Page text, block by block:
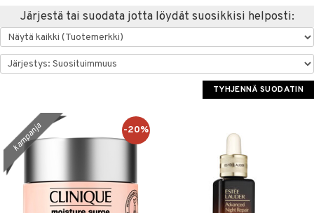
Järjestä tai suodata jotta löydät suosikkisi helposti:
TYHJENNÄ SUODATIN
kampanja -20%
& Antifrizz
tuotteet
Päivävoide
poisto
hoito
& saippuat
& Viikset
de toilette
tuotteet
& saippuat